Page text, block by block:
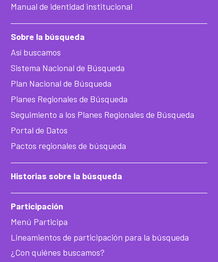
Manual de identidad institucional
Sobre la búsqueda
Así buscamos
Sistema Nacional de Búsqueda
Plan Nacional de Búsqueda
Planes Regionales de Búsqueda
Seguimiento a los Planes Regionales de Búsqueda
Portal de Datos
Pactos regionales de búsqueda
Historias sobre la búsqueda
Participación
Menú Participa
Lineamientos de participación para la búsqueda
¿Con quiénes buscamos?